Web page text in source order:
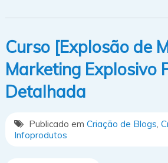
Curso [Explosão de
Marketing Explosivo
Detalhada
Publicado em Criação de Blogs
Infoprodutos